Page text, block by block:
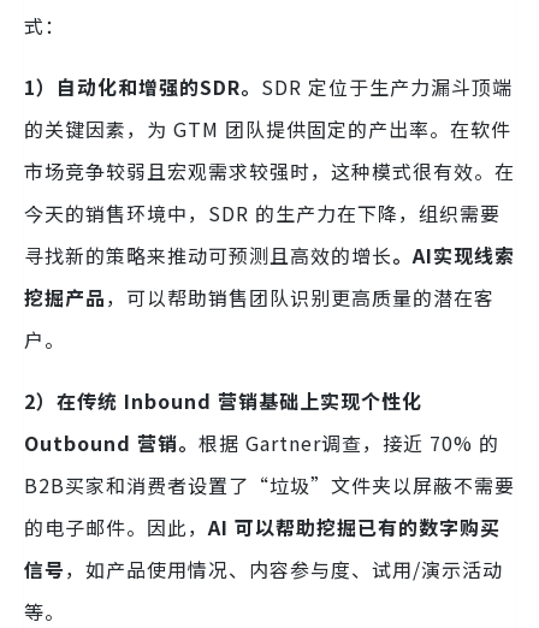
式：
1）自动化和增强的SDR。 SDR 定位于生产力漏斗顶端
的关键因素，为 GTM 团队提供固定的产出率。在软件
市场竞争较弱且宏观需求较强时，这种模式很有效。在
今天的销售环境中，SDR 的生产力在下降，组织需要
寻找新的策略来推动可预测且高效的增长。AI实现线索
挖掘产品，可以帮助销售团队识别更高质量的潜在客
户。
2）在传统 Inbound 营销基础上实现个性化
Outbound 营销。 根据 Gartner调查，接近 70% 的
B2B买家和消费者设置了“垃圾”文件夹以屏蔽不需要
的电子邮件。因此，AI 可以帮助挖掘已有的数字购买
信号，如产品使用情况、内容参与度、试用/演示活动
等。